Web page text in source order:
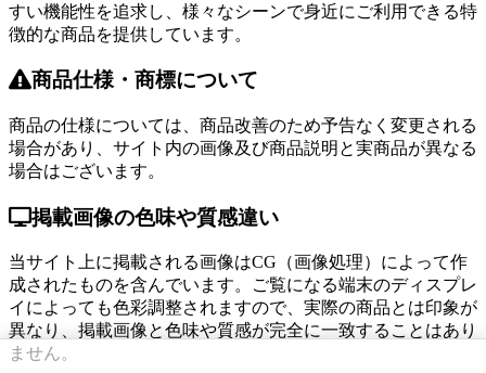
すい機能性を追求し、様々なシーンで身近にご利用できる特
徴的な商品を提供しています。
商品仕様・商標について
商品の仕様については、商品改善のため予告なく変更される
場合があり、サイト内の画像及び商品説明と実商品が異なる
場合はございます。
掲載画像の色味や質感違い
当サイト上に掲載される画像はCG（画像処理）によって作
成されたものを含んでいます。ご覧になる端末のディスプレ
イによっても色彩調整されますので、実際の商品とは印象が
異なり、掲載画像と色味や質感が完全に一致することはあり
ません。